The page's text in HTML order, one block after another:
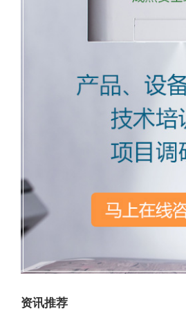
资讯推荐